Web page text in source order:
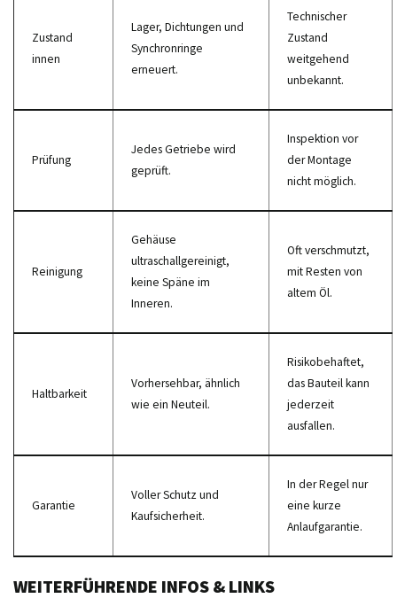
Zustand
innen
Lager, Dichtungen und
Synchronringe
erneuert.
Technischer
Zustand
weitgehend
unbekannt.
Prüfung
Jedes Getriebe wird
geprüft.
Inspektion vor
der Montage
nicht möglich.
Reinigung
Gehäuse
ultraschallgereinigt,
keine Späne im
Inneren.
Oft verschmutzt,
mit Resten von
altem Öl.
Haltbarkeit
Vorhersehbar, ähnlich
wie ein Neuteil.
Risikobehaftet,
das Bauteil kann
jederzeit
ausfallen.
Garantie
Voller Schutz und
Kaufsicherheit.
In der Regel nur
eine kurze
Anlaufgarantie.
WEITERFÜHRENDE INFOS & LINKS